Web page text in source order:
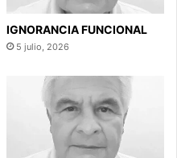
IGNORANCIA FUNCIONAL
5 julio, 2026